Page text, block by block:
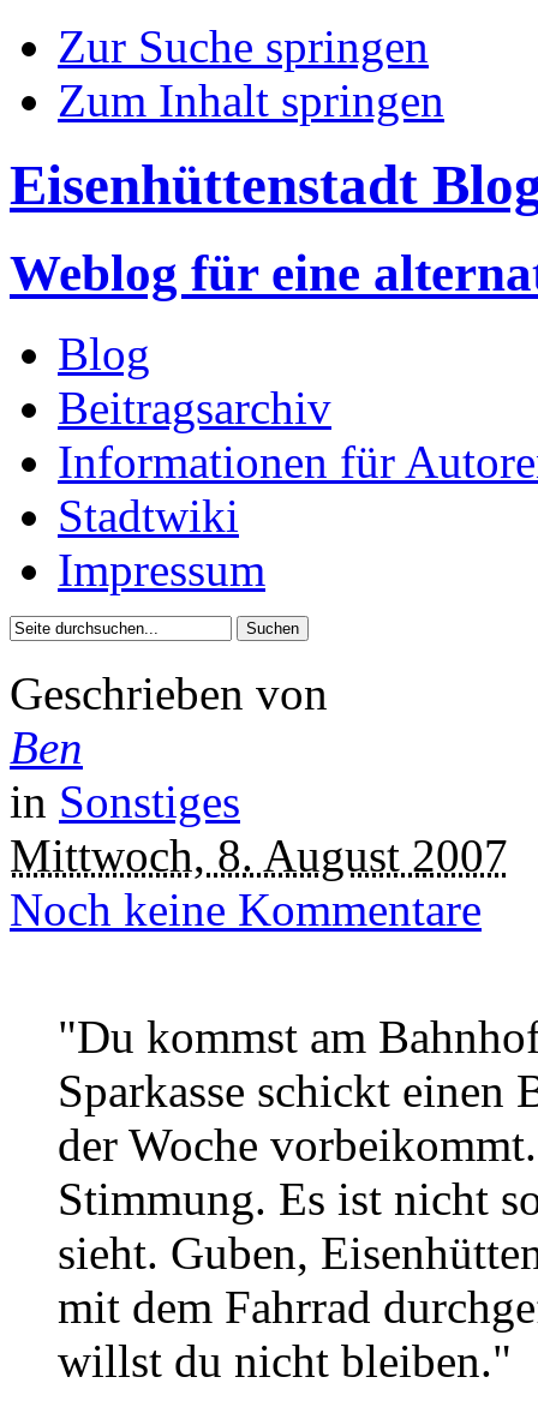
Zur Suche springen
Zum Inhalt springen
Eisenhüttenstadt
Weblog für eine
Blog
Beitragsarchiv
Informationen für
Stadtwiki
Impressum
Geschrieben von
Ben
in Sonstiges
Mittwoch, 8. August 2007
Noch keine Kommentare
"Du kommst am
Sparkasse schickt einen
der Woche
Stimmung. Es ist nicht
sieht. Guben,
mit dem Fahrrad
willst du nicht bleiben."